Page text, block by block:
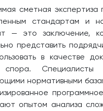
сметная экспертиза
стандартам и
— это заключение,
представить
в качестве
спора.
нормативными
опытом анализа